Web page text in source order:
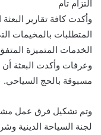
التزام تام
وأكدت كافة تقارير
المتطلبات بالمخيمات
الخدمات المتميزة
وعرفات وأكدت البعثة
مسبوقة بالحج السياحي.
وتم تشكيل فرق عمل
لجنة السياحة الدينية